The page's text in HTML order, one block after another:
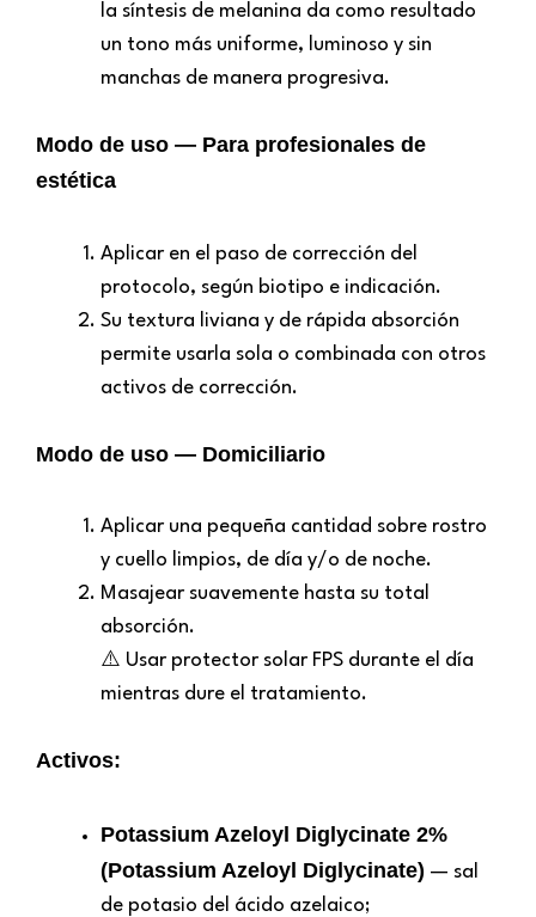
la síntesis de melanina da como resultado
un tono más uniforme, luminoso y sin
manchas de manera progresiva.
Modo de uso — Para profesionales de
estética
Aplicar en el paso de corrección del
protocolo, según biotipo e indicación.
Su textura liviana y de rápida absorción
permite usarla sola o combinada con otros
activos de corrección.
Modo de uso — Domiciliario
Aplicar una pequeña cantidad sobre rostro
y cuello limpios, de día y/o de noche.
Masajear suavemente hasta su total
absorción.
⚠️ Usar protector solar FPS durante el día
mientras dure el tratamiento.
Activos:
Potassium Azeloyl Diglycinate 2%
(Potassium Azeloyl Diglycinate) — sal
de potasio del ácido azelaico;